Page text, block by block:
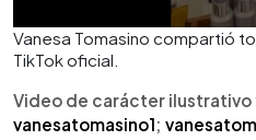
Vanesa Tomasino compartió
TikTok oficial.
Video de carácter ilustrativo
vanesatomasino1;